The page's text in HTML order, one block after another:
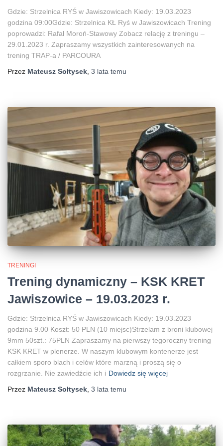
Gdzie: Strzelnica RYŚ w Jawiszowicach Kiedy: 19.03.2023
godzina 09:00Gdzie: Strzelnica KŁ Ryś w Jawiszowicach Trening
poprowadzi: Rafał Moroń-Stawowy Zobacz relację z treningu –
29.01.2023 r. Zapraszamy wszystkich zainteresowanych na
trening TRAP-a / PARCOURA
Przez Mateusz Sołtysek, 3 lata temu
TRENINGI
Trening dynamiczny – KSK KRET
Jawiszowice – 19.03.2023 r.
Gdzie: Strzelnica RYŚ w Jawiszowicach Kiedy: 19.03.2023
godzina 9.00 Koszt: 50 PLN (10 miejsc)Strzelam z broni klubowej
9mm 50szt.: 75PLN Zapraszamy na pierwszy tegoroczny trening
KSK KRET w plenerze. W naszym klubowym kontenerze jest
całkiem sporo blach i celów które marzną i proszą się o
rozgrzanie. Nie zawiedźcie ich i Dowiedz się więcej
Przez Mateusz Sołtysek 3 lata temu